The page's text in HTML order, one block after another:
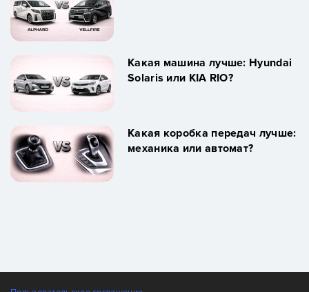
Какая машина лучше: Hyundai
Solaris или KIA RIO?
Какая коробка передач лучше:
механика или автомат?